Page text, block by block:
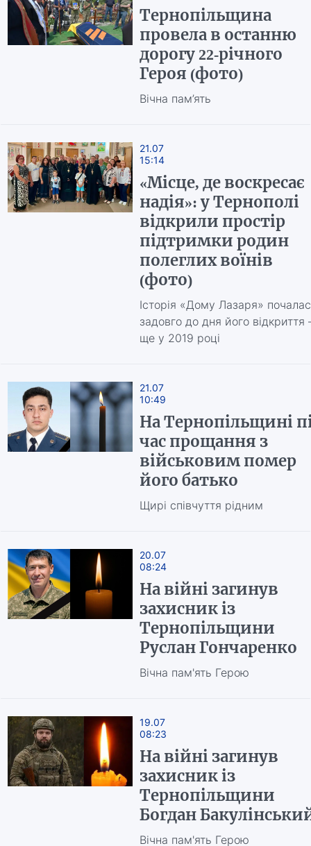
Тернопільщина
провела в останню
дорогу 22-річного
Героя (фото)
Вічна пам’ять
21.07
15:14
«Місце, де воскресає
надія»: у Тернополі
відкрили простір
підтримки родин
полеглих воїнів
(фото)
Історія «Дому Лазаря»
задовго до дня його відкриття
ще у 2019 році
21.07
10:49
На Тернопільщині
час прощання з
військовим помер
його батько
Щирі співчуття рідним
20.07
08:24
На війні загинув
захисник із
Тернопільщини
Руслан Гончаренко
Вічна пам'ять Герою
19.07
08:23
На війні загинув
захисник із
Тернопільщини
Богдан
Вічна пам'ять Герою